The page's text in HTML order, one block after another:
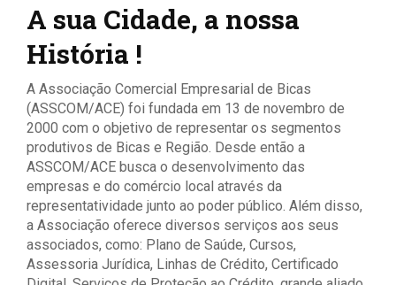
A sua Cidade, a nossa
História !
A Associação Comercial Empresarial de Bicas
(ASSCOM/ACE) foi fundada em 13 de novembro de
2000 com o objetivo de representar os segmentos
produtivos de Bicas e Região. Desde então a
ASSCOM/ACE busca o desenvolvimento das
empresas e do comércio local através da
representatividade junto ao poder público. Além disso,
a Associação oferece diversos serviços aos seus
associados, como: Plano de Saúde, Cursos,
Assessoria Jurídica, Linhas de Crédito, Certificado